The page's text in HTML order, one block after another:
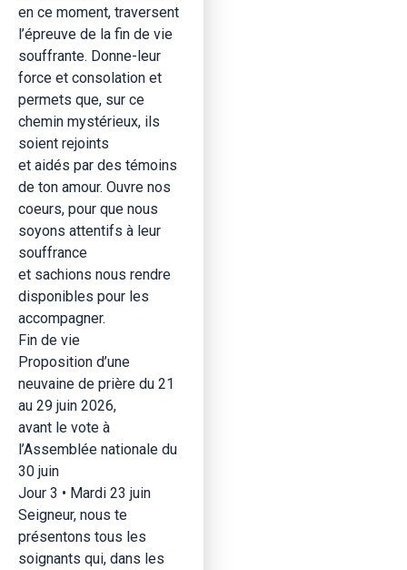
en ce moment, traversent
l’épreuve de la fin de vie
souffrante. Donne-leur
force et consolation et
permets que, sur ce
chemin mystérieux, ils
soient rejoints
et aidés par des témoins
de ton amour. Ouvre nos
coeurs, pour que nous
soyons attentifs à leur
souffrance
et sachions nous rendre
disponibles pour les
accompagner.
Fin de vie
Proposition d’une
neuvaine de prière du 21
au 29 juin 2026,
avant le vote à
l’Assemblée nationale du
30 juin
Jour 3 • Mardi 23 juin
Seigneur, nous te
présentons tous les
soignants qui, dans les